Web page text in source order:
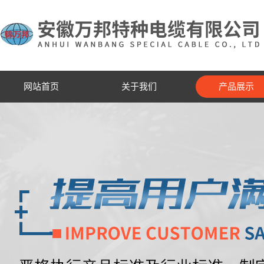
网站首页 关于我们 产品展示